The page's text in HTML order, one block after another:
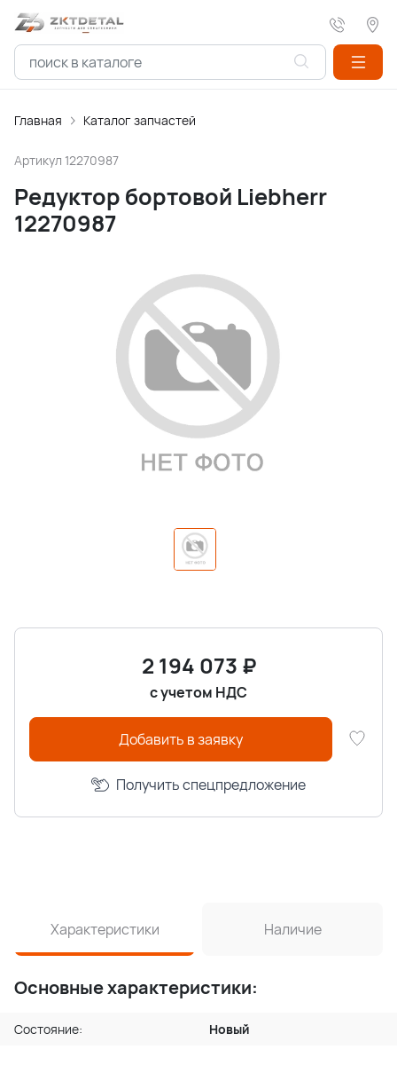
Главная Каталог запчастей
Артикул 12270987
Редуктор бортовой Liebherr
12270987
2 194 073 ₽
с учетом НДС
Добавить в заявку
Получить спецпредложение
Характеристики Наличие
Основные характеристики:
Состояние: Новый